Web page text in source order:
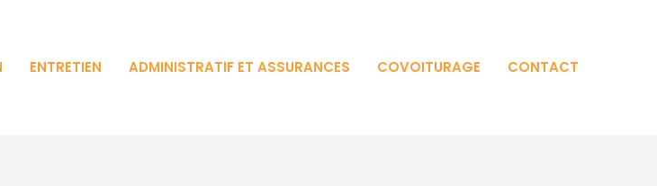
ENTRETIEN ADMINISTRATIF ET ASSURANCES COVOITURAGE CONTACT